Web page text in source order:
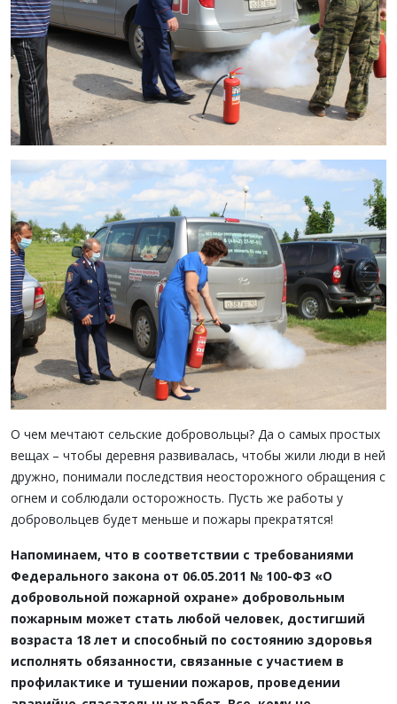
О чем мечтают сельские добровольцы? Да о самых простых
вещах – чтобы деревня развивалась, чтобы жили люди в ней
дружно, понимали последствия неосторожного обращения с
огнем и соблюдали осторожность. Пусть же работы у
добровольцев будет меньше и пожары прекратятся!
Напоминаем, что в соответствии с требованиями
Федерального закона от 06.05.2011 № 100-ФЗ «О
добровольной пожарной охране» добровольным
пожарным может стать любой человек, достигший
возраста 18 лет и способный по состоянию здоровья
исполнять обязанности, связанные с участием в
профилактике и тушении пожаров, проведении